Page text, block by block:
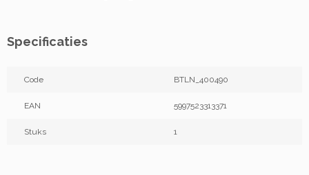
Specificaties
Code BTLN_400490
EAN 5997523313371
Stuks 1